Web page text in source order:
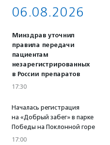
06.08.2026
Минздрав уточнил
правила передачи
пациентам
незарегистрированных
в России препаратов
17:30
Началась регистрация
на «Добрый забег» в парке
Победы на Поклонной горе
17:00